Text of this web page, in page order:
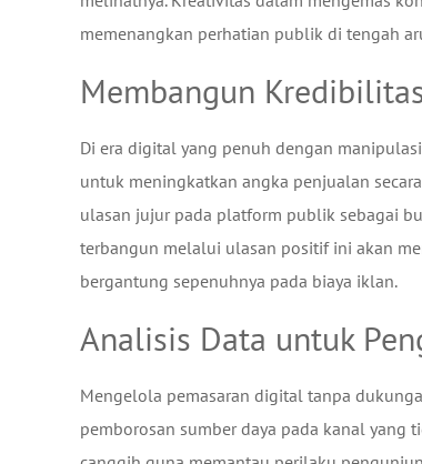
memenangkan perhatian publik di tengah
Membangun
Di era digital yang penuh dengan
untuk meningkatkan angka penjualan
ulasan jujur pada platform publik sebagai
terbangun melalui ulasan positif ini akan
bergantung sepenuhnya pada biaya iklan.
Analisis Data untuk
Mengelola pemasaran digital tanpa
pemborosan sumber daya pada kanal yang